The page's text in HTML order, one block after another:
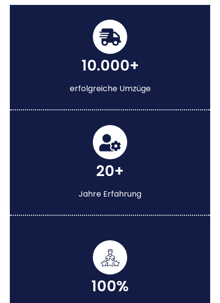
10.000+
erfolgreiche Umzüge
20+
Jahre Erfahrung
100%